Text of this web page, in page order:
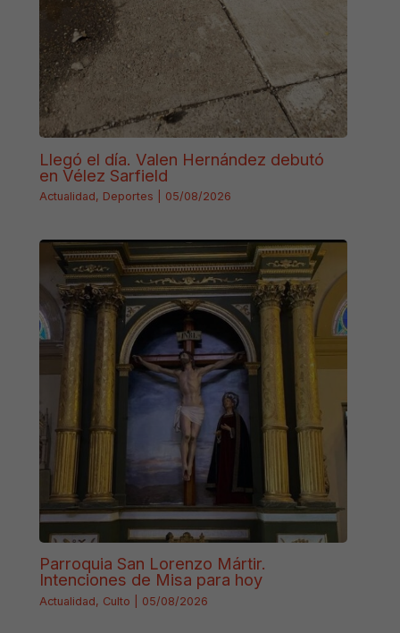
Llegó el día. Valen Hernández debutó
en Vélez Sarfield
Actualidad, Deportes 05/08/2026
Parroquia San Lorenzo Mártir.
Intenciones de Misa para hoy
Actualidad, Culto 05/08/2026